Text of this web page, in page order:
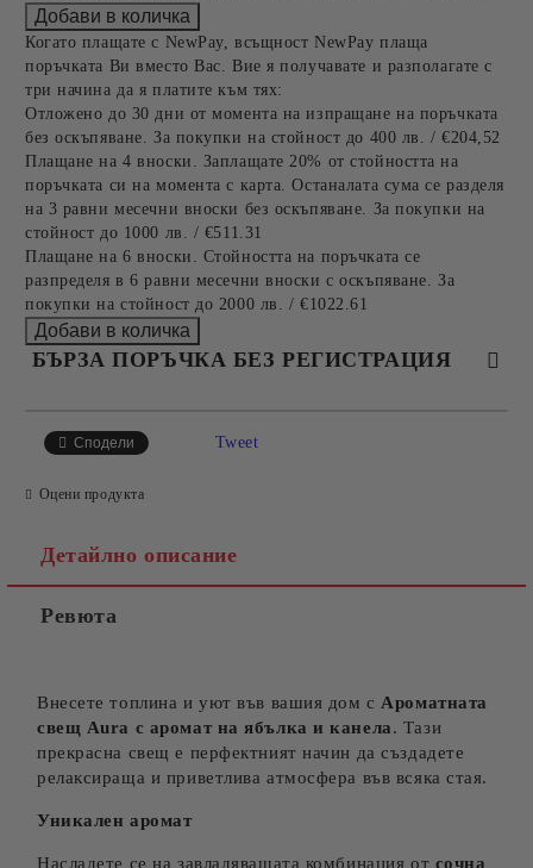
Когато плащате с NewPay, всъщност NewPay плаща
поръчката Ви вместо Вас. Вие я получавате и разполагате с
три начина да я платите към тях:
Отложено до 30 дни от момента на изпращане на поръчката
без оскъпяване. За покупки на стойност до 400 лв. / €204,52
Плащане на 4 вноски. Заплащате 20% от стойността на
поръчката си на момента с карта. Останалата сума се разделя
на 3 равни месечни вноски без оскъпяване. За покупки на
стойност до 1000 лв. / €511.31
Плащане на 6 вноски. Стойността на поръчката се
разпределя в 6 равни месечни вноски с оскъпяване. За
покупки на стойност до 2000 лв. / €1022.61
БЪРЗА ПОРЪЧКА БЕЗ РЕГИСТРАЦИЯ
Сподели Tweet
Оцени продукта
Детайлно описание
Ревюта
Внесете топлина и уют във вашия дом с Ароматната
свещ Aura с аромат на ябълка и канела. Тази
прекрасна свещ е перфектният начин да създадете
релаксираща и приветлива атмосфера във всяка стая.
Уникален аромат
Насладете се на завладяващата комбинация от сочна